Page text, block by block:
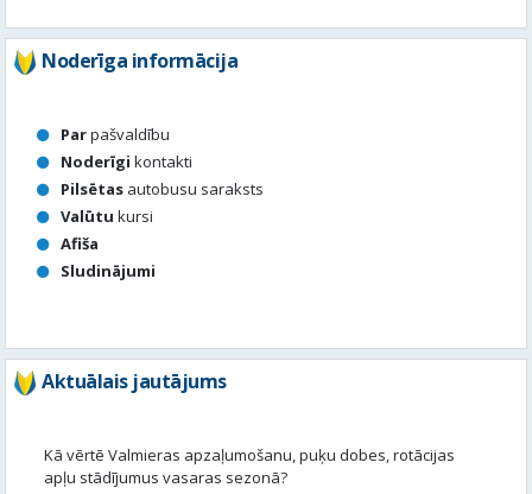
Noderīga informācija
Parpašvaldību
Noderīgi kontakti
Pilsētas autobusu saraksts
Valūtu kursi
Afiša
Sludinājumi
Aktuālais jautājums
Kā vērtē Valmieras apzaļumošanu, puķu dobes, rotācijas
apļu stādījumus vasaras sezonā?